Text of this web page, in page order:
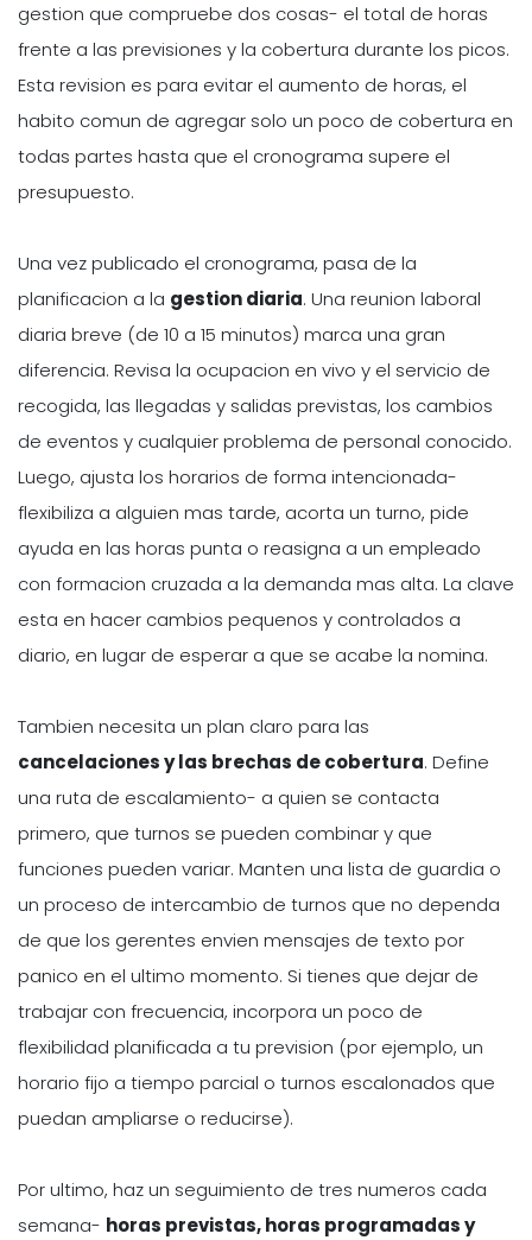
gestion que compruebe dos cosas- el total de horas
frente a las previsiones y la cobertura durante los picos.
Esta revision es para evitar el aumento de horas, el
habito comun de agregar solo un poco de cobertura en
todas partes hasta que el cronograma supere el
presupuesto.
Una vez publicado el cronograma, pasa de la
planificacion a la gestion diaria. Una reunion laboral
diaria breve (de 10 a 15 minutos) marca una gran
diferencia. Revisa la ocupacion en vivo y el servicio de
recogida, las llegadas y salidas previstas, los cambios
de eventos y cualquier problema de personal conocido.
Luego, ajusta los horarios de forma intencionada-
flexibiliza a alguien mas tarde, acorta un turno, pide
ayuda en las horas punta o reasigna a un empleado
con formacion cruzada a la demanda mas alta. La clave
esta en hacer cambios pequenos y controlados a
diario, en lugar de esperar a que se acabe la nomina.
Tambien necesita un plan claro para las
cancelaciones y las brechas de cobertura. Define
una ruta de escalamiento- a quien se contacta
primero, que turnos se pueden combinar y que
funciones pueden variar. Manten una lista de guardia o
un proceso de intercambio de turnos que no dependa
de que los gerentes envien mensajes de texto por
panico en el ultimo momento. Si tienes que dejar de
trabajar con frecuencia, incorpora un poco de
flexibilidad planificada a tu prevision (por ejemplo, un
horario fijo a tiempo parcial o turnos escalonados que
puedan ampliarse o reducirse).
Por ultimo, haz un seguimiento de tres numeros cada
semana- horas previstas, horas programadas y